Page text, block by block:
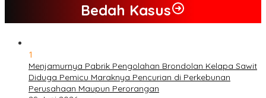
Bedah Kasus
1
Menjamurnya Pabrik Pengolahan Brondolan Kelapa Sawit
Diduga Pemicu Maraknya Pencurian di Perkebunan
Perusahaan Maupun Perorangan